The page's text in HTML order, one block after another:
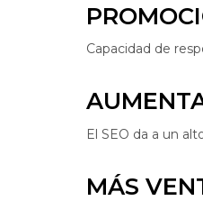
Capacidad de
El SEO da a un
MÁS